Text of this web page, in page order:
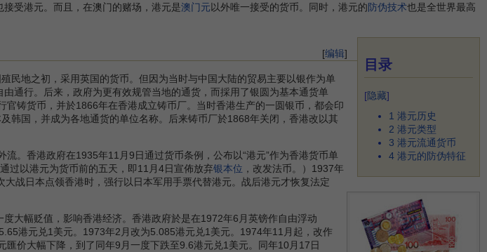
受港元。而且，在澳门的赌场，港元是澳门元 以外唯一接受的货币。同时，港元的防伪技术也是全世界最高
目录
[隐藏]
1 港元历史
2 港元类型
3 港元流通货币
4 港元的防伪特征
[编辑]
地之初，采用英国的货币。但因为当时与中国大陆的贸易主要以银作为单
通行。后来，政府为更有效规管当地的通货，而採用了银圆为基本通货单
铸货币，并於1866年在香港成立铸币厂。当时香港生产的一圆银币，都会印
韩国，并成为各地通货的单位名称。后来铸币厂於1868年关闭，香港改以其
香港政府在1935年11月9日通过货币条例，公布以“港元”作为香港货币单
过以港元为货币前的五天，即11月4日宣佈放弃银本位 ，改发法币。）1937年
大战日本点领香港时，强行以日本军用手票代替港元。战后港元才恢复法定
大幅贬值，影响香港经济。香港政府於是在1972年6月英镑作自由浮动
港元兑1美元。1973年2月改为5.085港元兑1美元。1974年11月起，改作
价大幅下降，到了同年9月一度下跌至9.6港元兑1美元。同年10月17日